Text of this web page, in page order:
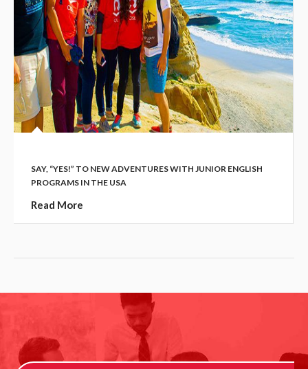
SAY, “YES!” TO NEW ADVENTURES WITH JUNIOR ENGLISH
PROGRAMS IN THE USA
Read More